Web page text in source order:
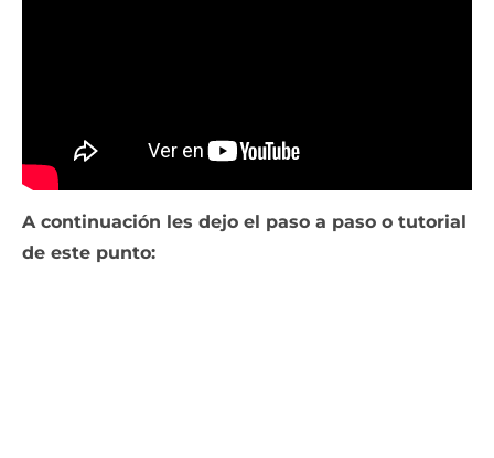
A continuación les dejo el paso a paso o tutorial
de este punto: